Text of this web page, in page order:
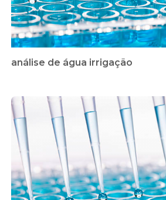
análise de água irrigação